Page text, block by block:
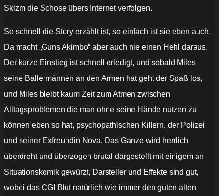
Skizm die Schose übers Internet verfolgen.
So schnell die Story erzählt ist, so einfach ist sie eben auch.
Da macht „Guns Akimbo“ aber auch nie einen Hehl daraus.
Der kurze Einstieg ist schnell erledigt, und sobald Miles
seine Ballermännen an den Armen hat geht der Spaß los,
und Miles bleibt kaum Zeit zum Atmen zwischen
Alltagsproblemen die man ohne seine Hände nutzen zu
können eben so hat, psychopathischen Killern, der Polizei
und seiner Exfreundin Nova. Das Ganze wird herrlich
überdreht und überzogen brutal dargestellt mit einigem an
Situationskomik gewürzt, Darsteller und Effekte sind gut,
wobei das CGI Blut natürlich wie immer den guten alten